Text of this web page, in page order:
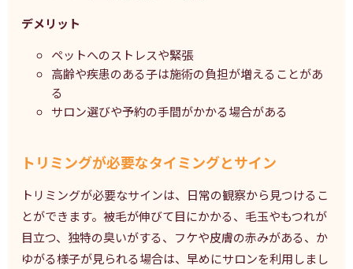
デメリット
ペットへのストレスや緊張
高齢や疾患のある子は施術の負担が増えることがあ
る
サロン選びや予約の手間がかかる場合がある
トリミングが必要なタイミングとサイン
トリミングが必要なサインは、日常の観察から見つけるこ
とができます。被毛が伸びて目にかかる、毛玉やもつれが
目立つ、独特の臭いがする、フケや皮膚の赤みがある、か
ゆがる様子が見られる場合は、早めにサロンを利用しまし